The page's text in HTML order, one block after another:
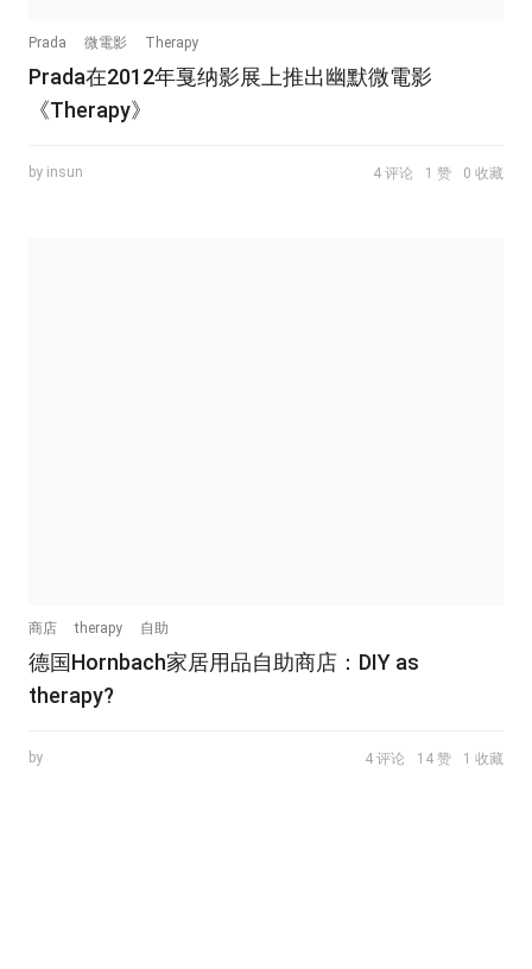
Prada 微電影 Therapy
Prada在2012年戛纳影展上推出幽默微電影
《Therapy》
by insun 4 评论 1 赞 0 收藏
商店 therapy 自助
德国Hornbach家居用品自助商店：DIY as
therapy?
by 4 评论 14 赞 1 收藏